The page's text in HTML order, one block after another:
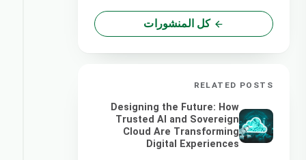
كل المنشورات
RELATED POSTS
Designing the Future: How
Trusted AI and Sovereign
Cloud Are Transforming
Digital Experiences